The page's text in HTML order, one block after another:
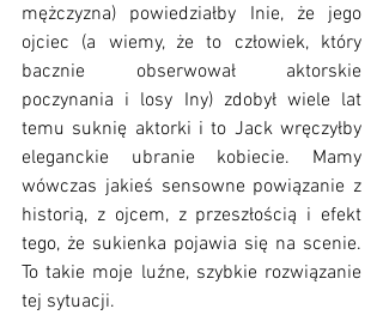
mężczyzna) powiedziałby Inie, że jego
ojciec (a wiemy, że to człowiek, który
bacznie obserwował aktorskie
poczynania i losy Iny) zdobył wiele lat
temu suknię aktorki i to Jack wręczyłby
eleganckie ubranie kobiecie. Mamy
wówczas jakieś sensowne powiązanie z
historią, z ojcem, z przeszłością i efekt
tego, że sukienka pojawia się na scenie.
To takie moje luźne, szybkie rozwiązanie
tej sytuacji.